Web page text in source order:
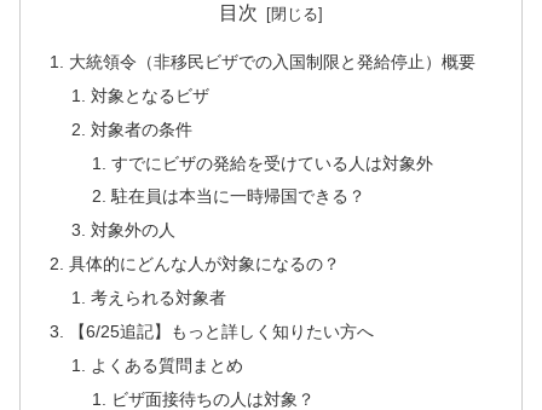
目次
大統領令（非移民ビザでの入国制限と発給停止）概要
対象となるビザ
対象者の条件
すでにビザの発給を受けている人は対象外
駐在員は本当に一時帰国できる？
対象外の人
具体的にどんな人が対象になるの？
考えられる対象者
【6/25追記】もっと詳しく知りたい方へ
よくある質問まとめ
ビザ面接待ちの人は対象？